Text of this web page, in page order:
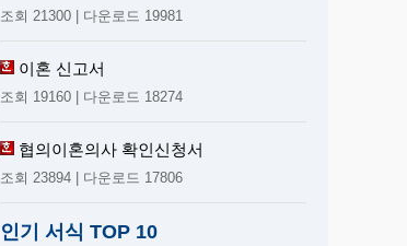
조회 21300 | 다운로드 19981
이혼 신고서
조회 19160 | 다운로드 18274
협의이혼의사 확인신청서
조회 23894 | 다운로드 17806
인기 서식 TOP 10